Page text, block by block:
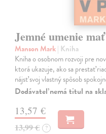
Jemné umenie
Manson Mark| Kniha
Kniha o osobnom rozvoji pre
ktorá ukazuje, ako sa prestať
nájsť svoj vlastný spôsob
Dodávateľ nemá titul na
13,57 €
13,99 € ?